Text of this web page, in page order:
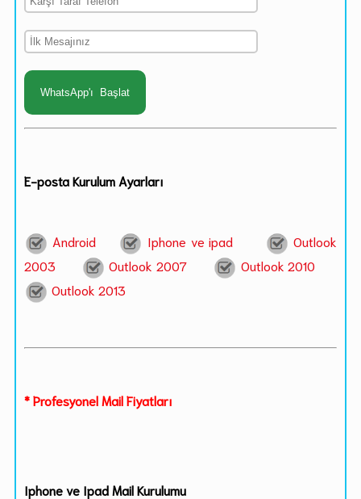
E-posta Kurulum Ayarları
Android Iphone ve ipad
Outlook
2003
Outlook 2007
Outlook 2010
Outlook 2013
* Profesyonel Mail Fiyatları
Iphone ve Ipad Mail Kurulumu